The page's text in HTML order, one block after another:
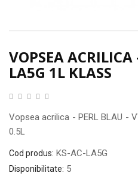
VOPSEA
LA5G 1L KLASS
Vopsea acrilica - PERL BLAU -
0.5L
Cod produs: KS-AC-LA5G
Disponibilitate: 5